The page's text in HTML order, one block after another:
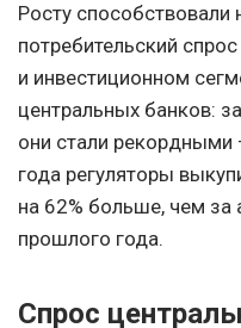
Росту способствовали
потребительский
и инвестиционном
центральных банков:
они стали
года регуляторы
на 62% больше, чем за
прошлого года.
Спрос